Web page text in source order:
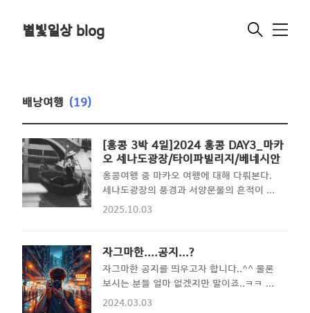
별빛일상 blog
메
배낭여행 (19)
[홍콩 3박 4일]2024 홍콩 DAY3_마카
오 세나도광장/타이파빌리지/베네시안
홍콩여행 중 마카오 여행에 대해 다뤄본다.
세나도광장의 풍경과 서양문물의 흔적이 있
는 타이파빌리지 그리고 베네시안 호텔 지하
들에게 도움되는 글이다. 즐거운 산책, 세나
도 광장 주변 밥도 먹었으니 주변을 산책해
본다. 웡치케이가 위치한 곳이 세나도 광장
주변이기 때문에 구경하기에도 매우 좋은 공
간이다. 사실 광장 자체는 그냥 넓은 공간일
2025.10.03
자그마한....공지...?
자그마한 공지를 띄우고자 합니다..^^ 물론
보시는 분들 얼마 없겠지만 말이죠..ㅋㅋ 여
행을 테마로 한 블로거로써의 의무를 충실히
2024.03.03